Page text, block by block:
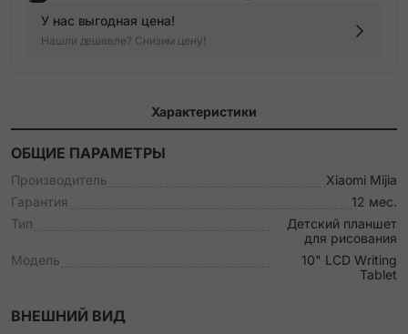
У нас выгодная цена!
Нашли дешевле? Снизим цену!
Характеристики
ОБЩИЕ ПАРАМЕТРЫ
Производитель
Xiaomi Mijia
Гарантия
12 мес.
Тип
Детский планшет
для рисования
Модель
10" LCD Writing
Tablet
ВНЕШНИЙ ВИД